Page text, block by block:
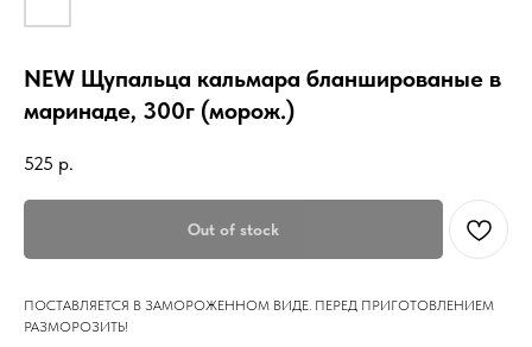
NEW Щупальца кальмара бланшированые в
маринаде, 300г (морож.)
525 р.
Out of stock
ПОСТАВЛЯЕТСЯ В ЗАМОРОЖЕННОМ ВИДЕ. ПЕРЕД ПРИГОТОВЛЕНИЕМ
РАЗМОРОЗИТЬ!